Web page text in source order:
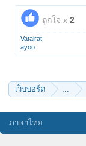
ถูกใจ x 2
Vatairat
ayoo
เว็บบอร์ด ...
ภาษาไทย